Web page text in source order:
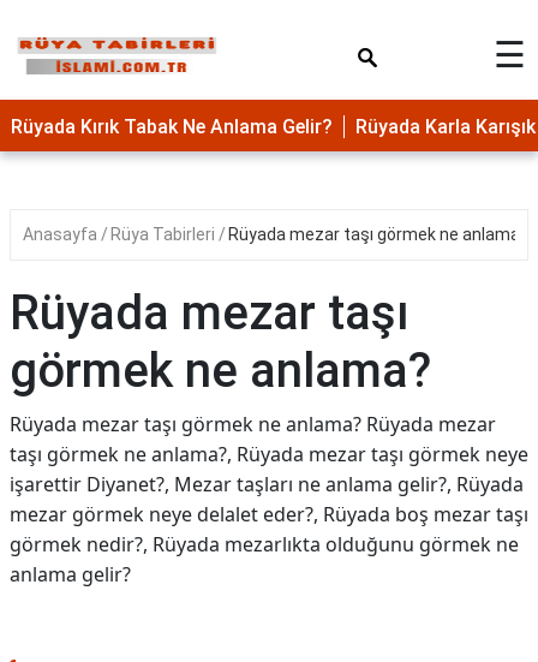
☰
Rüyada Kırık Tabak Ne Anlama Gelir? Rüyada Karla
Anasayfa Rüya Tabirleri Rüyada mezar taşı görmek ne anlama?
Rüyada mezar taşı
görmek ne anlama?
Rüyada mezar taşı görmek ne anlama? Rüyada mezar
taşı görmek ne anlama?, Rüyada mezar taşı görmek neye
işarettir Diyanet?, Mezar taşları ne anlama gelir?, Rüyada
mezar görmek neye delalet eder?, Rüyada boş mezar taşı
görmek nedir?, Rüyada mezarlıkta olduğunu görmek ne
anlama gelir?